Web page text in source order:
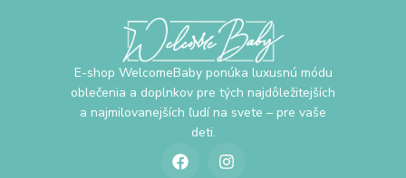
E-shop WelcomeBaby ponúka luxusnú módu
oblečenia a doplnkov pre tých najdôležitejších
a najmilovanejších ľudí na svete – pre vaše
deti.